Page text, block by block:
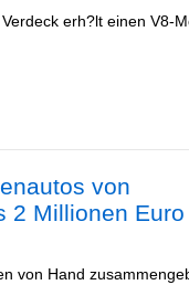
erh?lt einen V8-
von
2 Millionen
von Hand